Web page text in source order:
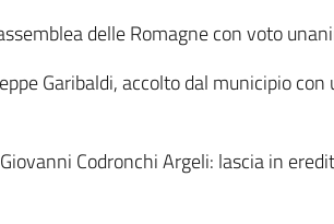
delle Romagne con voto
Garibaldi, accolto dal municipio
Codronchi Argeli: lascia in